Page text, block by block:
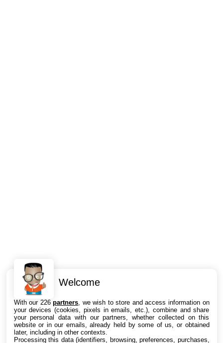
Intéressant ? Partagez !
Welcome
With our 226partners , we wish to store and access information on
your devices (cookies, pixels in emails, etc.), combine and share
your personal data with our partners, whether collected on this
website or in our emails, already held by some of us, or obtained
later, including in other contexts.
Processing this data (identifiers, browsing, preferences, purchases,